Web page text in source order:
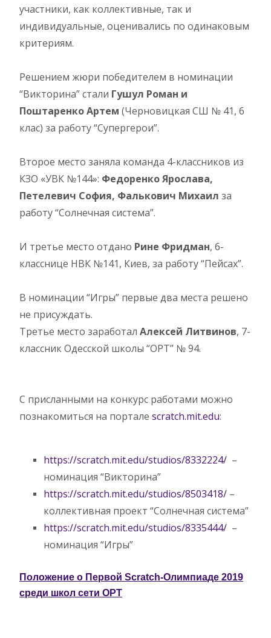
участники, как коллективные, так и
индивидуальные, оценивались по одинаковым
критериям.
Решением жюри победителем в номинации
“Викторина” стали Гушул Роман и
Поштаренко Артем (Черновицкая СШ № 41, 6
клас) за работу “Супергерои”.
Второе место заняла команда 4-классников из
КЗО «УВК №144»: Федоренко Ярослава,
Петелевич София, Фалькович Михаил за
работу “Солнечная система”.
И третье место отдано Рине Фридман, 6-
класснице НВК №141, Киев, за работу “Пейсах”.
В номинации “Игры” первые два места решено
не присуждать.
Третье место заработал Алексей Литвинов, 7-
классник Одесской школы “ОРТ” № 94.
С присланными на конкурс работами можно
познакомиться на портале scratch.mit.edu:
https://scratch.mit.edu/studios/8332224/ –
номинация “Викторина”
https://scratch.mit.edu/studios/8503418/ –
коллективная проект “Солнечная система”
https://scratch.mit.edu/studios/8335444/ –
номинация “Игры”
Положение о Первой Scratch-Олимпиаде 2019
среди школ сети ОРТ